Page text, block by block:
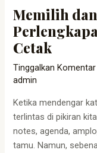
Memilih
Cetak
Tinggalkan Komentar
admin
Ketika mendengar
terlintas di pikiran
notes, agenda,
tamu. Namun,